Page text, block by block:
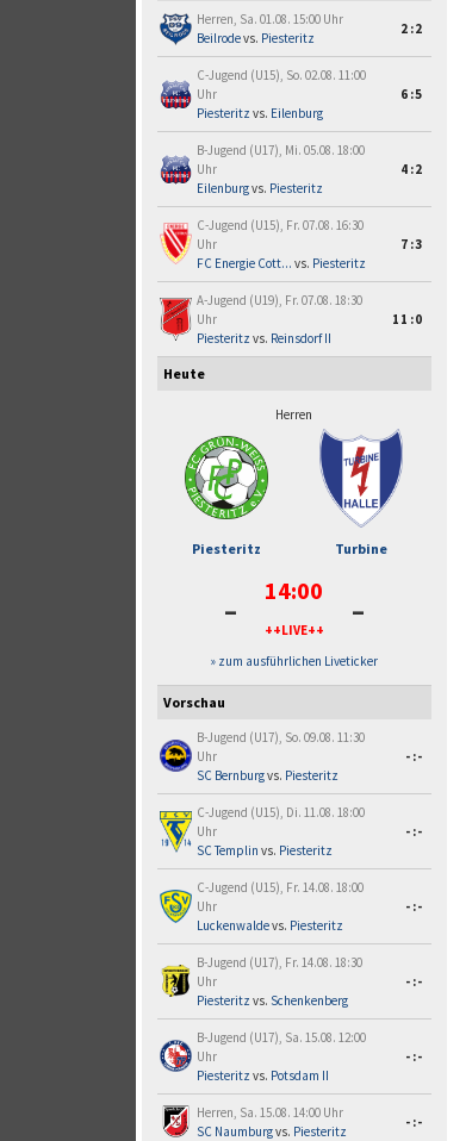
Herren, Sa. 01.08. 15:00 Uhr
Beilrodevs. Piesteritz
2:2
C-Jugend (U15), So. 02.08. 11:00
Uhr
Piesteritz vs. Eilenburg
6:5
B-Jugend (U17), Mi. 05.08. 18:00
Uhr
Eilenburgvs. Piesteritz
4:2
C-Jugend (U15), Fr. 07.08. 16:30
Uhr
FC Energie Cott... vs. Piesteritz
7:3
A-Jugend (U19), Fr. 07.08. 18:30
Uhr
Piesteritz vs. Reinsdorf II
11:0
Heute
Herren
Piesteritz Turbine
- 14:00
++LIVE++ -
» zum ausführlichen Liveticker
Vorschau
B-Jugend (U17), So. 09.08. 11:30
Uhr
SC Bernburgvs. Piesteritz
-:-
C-Jugend (U15), Di. 11.08. 18:00
Uhr
SC Templin vs. Piesteritz
-:-
C-Jugend (U15), Fr. 14.08. 18:00
Uhr
Luckenwaldevs. Piesteritz
-:-
B-Jugend (U17), Fr. 14.08. 18:30
Uhr
Piesteritz vs. Schenkenberg
-:-
B-Jugend (U17), Sa. 15.08. 12:00
Uhr
Piesteritz vs. Potsdam II
-:-
Herren, Sa. 15.08. 14:00 Uhr
SC Naumburgvs. Piesteritz
-:-